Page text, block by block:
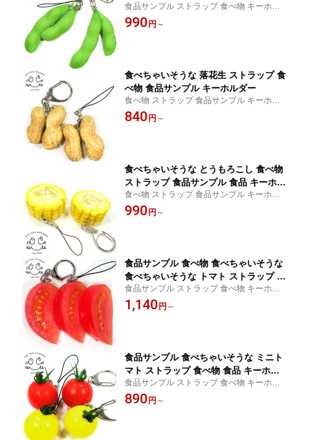
食品サンプル ストラップ 食べ物 キーホル
ダー プレゼント 贈り物 おみやげ に最適
990 円 ～
食べちゃいそうな 落花生 ストラップ 食
べ物 食品サンプル キーホルダー
食べ物 ストラップ 食品サンプル キーホル
ダー プレゼント 贈り物 おみやげ に最適
840 円 ～
食べちゃいそうな とうもろこし 食べ物
ストラップ 食品サンプル 食品 キーホル
ダー
食べ物 ストラップ 食品サンプル キーホル
ダー プレゼント 贈り物 おみやげ に最適
990 円 ～
食品サンプル 食べ物 食べちゃいそうな
食べちゃいそうな トマト ストラップ マ
グネット 食品サンプルキーホルダー 食
品 キーホルダー
食品サンプル ストラップ 食べ物 キーホル
ダー マグネット プレゼント 贈り物 おみや
げ に最適
1,140 円 ～
食品サンプル 食べちゃいそうな ミニト
マト ストラップ 食べ物 食品 キーホル
ダー 食品サンプルキーホルダー
食品サンプル ストラップ 食べ物 キーホル
ダー プレゼント 贈り物 おみやげ に最適
890 円 ～